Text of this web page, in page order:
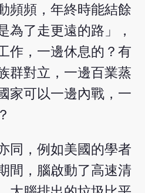
頻頻，年終時能結餘
為了走更遠的路」，
作，一邊休息的？有
群對立，一邊百業蒸
家可以一邊內戰，一
同，例如美國的學者
間，腦啟動了高速清